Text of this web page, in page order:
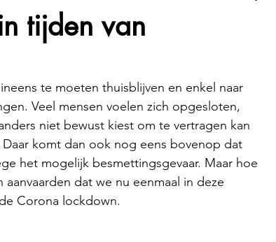
tijden van
te moeten thuisblijven en enkel naar
Veel mensen voelen zich opgesloten,
niet bewust kiest om te vertragen kan
komt dan ook nog eens bovenop dat
het mogelijk besmettingsgevaar. Maar hoe
dat we nu eenmaal in deze
Corona lockdown.